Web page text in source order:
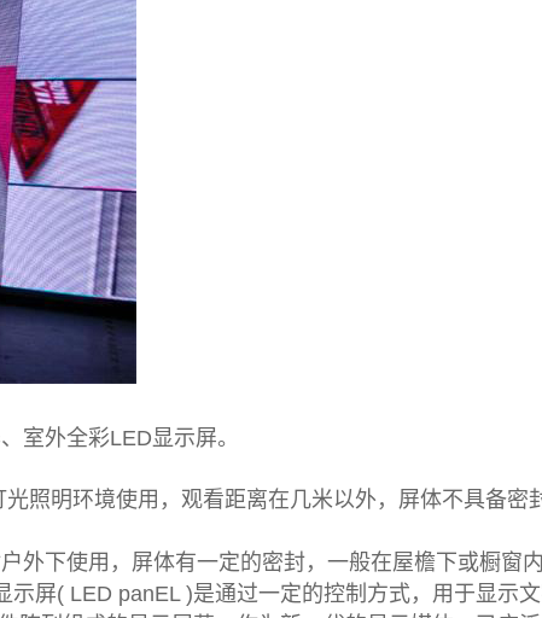
室外全彩LED显示屏。
照明环境使用，观看距离在几米以外，屏体不具备密
下使用，屏体有一定的密封，一般在屋檐下或橱窗内
屏( LED panEL )是通过一定的控制方式，用于显示